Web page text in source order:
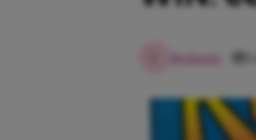
Redactie